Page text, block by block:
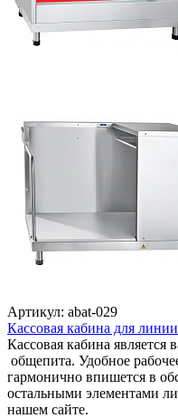
Артикул: abat-029
Кассовая кабина для линии
Кассовая кабина
общепита. Удобное
гармонично впишется в
остальными элементами
нашем сайте.